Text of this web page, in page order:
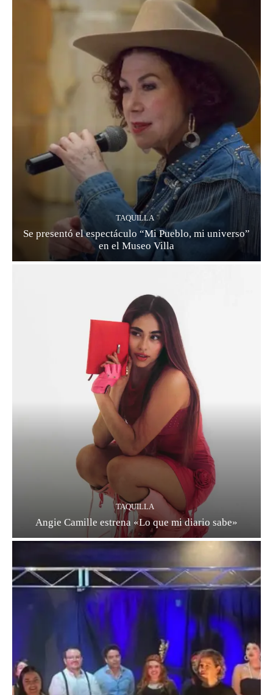
TAQUILLA
Se presentó el espectáculo “Mi Pueblo, mi universo”
en el Museo Villa
TAQUILLA
Angie Camille estrena «Lo que mi diario sabe»